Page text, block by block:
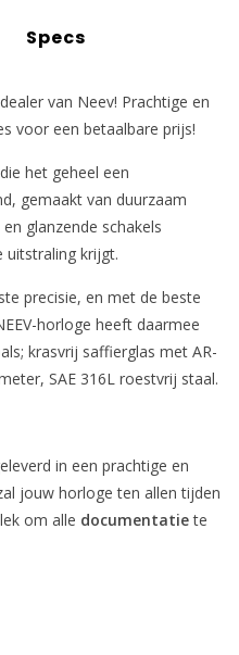
Specs
van Neev! Prachtige en
voor een betaalbare prijs!
het geheel een
gemaakt van duurzaam
glanzende schakels
uitstraling krijgt.
precisie, en met de beste
horloge heeft daarmee
krasvrij saffierglas met AR-
SAE 316L roestvrij staal.
in een prachtige en
jouw horloge ten allen tijden
om alle documentatiete